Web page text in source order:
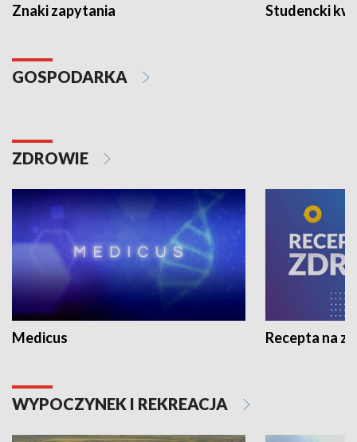
Znaki zapytania Studencki
GOSPODARKA
ZDROWIE
Medicus Recepta na
WYPOCZYNEK I REKREACJA